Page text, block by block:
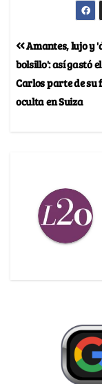
Amantes, lujo y
bolsillo': así gastó
Carlos parte de
oculta en Suiza